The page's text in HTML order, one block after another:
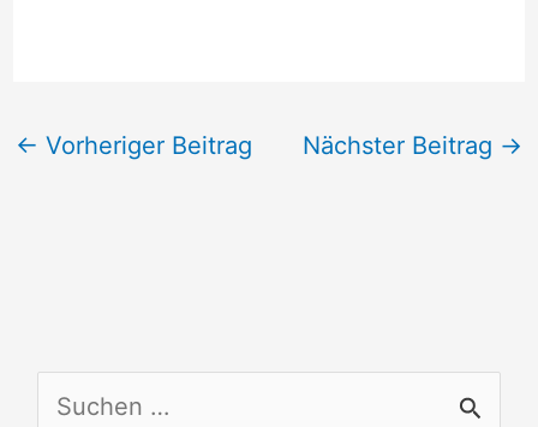
← Vorheriger Beitrag Nächster Beitrag →